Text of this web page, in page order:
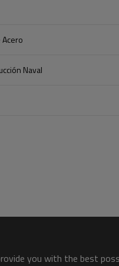
Naval
you with the best